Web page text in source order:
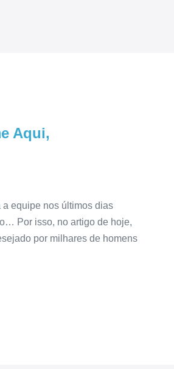
Aqui,
equipe nos últimos dias
Por isso, no artigo de hoje,
por milhares de homens